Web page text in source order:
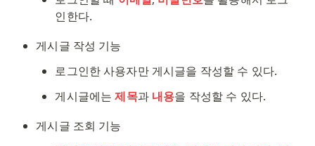
인한다.
게시글 작성 기능
로그인한 사용자만 게시글을 작성할 수 있다.
게시글에는 제목과 내용을 작성할 수 있다.
게시글 조회 기능